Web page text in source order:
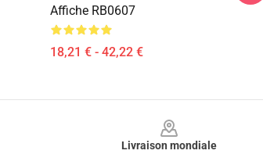
Affiche RB0607
18,21 € - 42,22 €
Livraison mondiale